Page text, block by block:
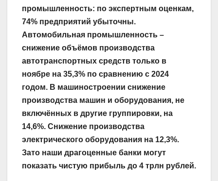
промышленность: по экспертным оценкам,
74% предприятий убыточны.
Автомобильная промышленность –
снижение объёмов производства
автотранспортных средств только в
ноябре на 35,3% по сравнению с 2024
годом. В машиностроении снижение
производства машин и оборудования, не
включённых в другие группировки, на
14,6%. Снижение производства
электрического оборудования на 12,3%.
Зато наши драгоценные банки могут
показать чистую прибыль до 4 трлн рублей.